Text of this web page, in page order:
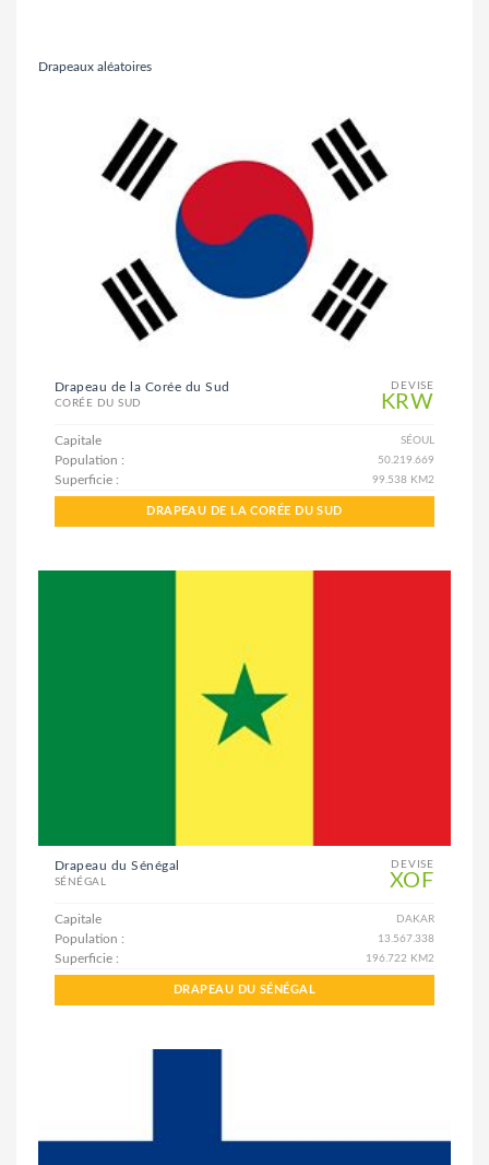
Drapeaux aléatoires
DEVISE
KRW
Drapeau de la Corée du Sud
CORÉE DU SUD
Capitale SÉOUL
Population : 50.219.669
Superficie : 99.538 KM2
DRAPEAU DE LA CORÉE DU SUD
DEVISE
XOF
Drapeau du Sénégal
SÉNÉGAL
Capitale DAKAR
Population : 13.567.338
Superficie : 196.722 KM2
DRAPEAU DU SÉNÉGAL